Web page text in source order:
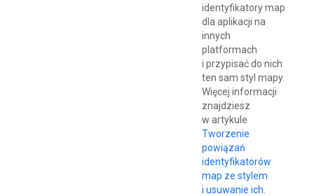
identyfikatory map
dla aplikacji na
innych
platformach
i przypisać do nich
ten sam styl mapy.
Więcej informacji
znajdziesz
w artykule
Tworzenie
powiązań
identyfikatorów
map ze stylem
i usuwanie ich